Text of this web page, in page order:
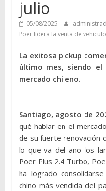
julio
05/08/2025
Poer lidera la venta de
La exitosa pickup
último mes, siendo el
mercado chileno.
Santiago, agosto de
qué hablar en el
de su fuerte renovación
lo que va del año los
Poer Plus 2.4 Turbo,
ha logrado
chino más vendida del